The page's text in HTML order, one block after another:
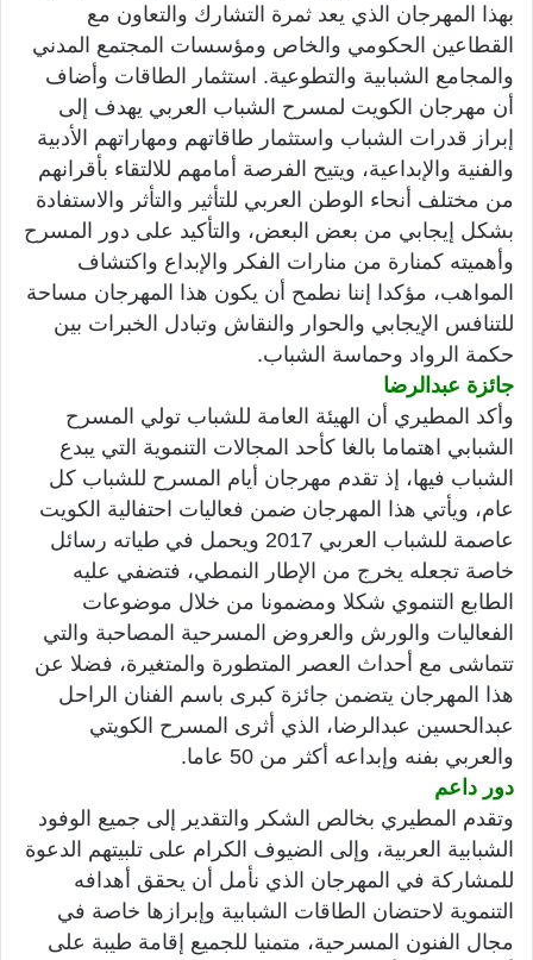
بهذا المهرجان الذي يعد ثمرة التشارك والتعاون مع
القطاعين الحكومي والخاص ومؤسسات المجتمع المدني
والمجامع الشبابية والتطوعية. استثمار الطاقات وأضاف
أن مهرجان الكويت لمسرح الشباب العربي يهدف إلى
إبراز قدرات الشباب واستثمار طاقاتهم ومهاراتهم الأدبية
والفنية والإبداعية، ويتيح الفرصة أمامهم للالتقاء بأقرانهم
من مختلف أنحاء الوطن العربي للتأثير والتأثر والاستفادة
بشكل إيجابي من بعض البعض، والتأكيد على دور المسرح
وأهميته كمنارة من منارات الفكر والإبداع واكتشاف
المواهب، مؤكدا إننا نطمح أن يكون هذا المهرجان مساحة
للتنافس الإيجابي والحوار والنقاش وتبادل الخبرات بين
حكمة الرواد وحماسة الشباب.
جائزة عبدالرضا
وأكد المطيري أن الهيئة العامة للشباب تولي المسرح
الشبابي اهتماما بالغا كأحد المجالات التنموية التي يبدع
الشباب فيها، إذ تقدم مهرجان أيام المسرح للشباب كل
عام، ويأتي هذا المهرجان ضمن فعاليات احتفالية الكويت
عاصمة للشباب العربي 2017 ويحمل في طياته رسائل
خاصة تجعله يخرج من الإطار النمطي، فتضفي عليه
الطابع التنموي شكلا ومضمونا من خلال موضوعات
الفعاليات والورش والعروض المسرحية المصاحبة والتي
تتماشى مع أحداث العصر المتطورة والمتغيرة، فضلا عن
هذا المهرجان يتضمن جائزة كبرى باسم الفنان الراحل
عبدالحسين عبدالرضا، الذي أثرى المسرح الكويتي
والعربي بفنه وإبداعه أكثر من 50 عاما.
دور داعم
وتقدم المطيري بخالص الشكر والتقدير إلى جميع الوفود
الشبابية العربية، وإلى الضيوف الكرام على تلبيتهم الدعوة
للمشاركة في المهرجان الذي نأمل أن يحقق أهدافه
التنموية لاحتضان الطاقات الشبابية وإبرازها خاصة في
مجال الفنون المسرحية، متمنيا للجميع إقامة طيبة على